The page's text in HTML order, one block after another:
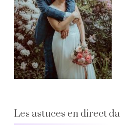
Les astuces en direct